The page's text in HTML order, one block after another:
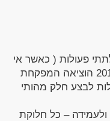
פעולות ( כאשר אי
ביצוע רק חלק מהפעולה לא זיכה את המבוטח בתגמולי סיעוד), החל מ- 2014 הוציאה המפקחת
לבצע חלק מהותי
– כל חלוקת